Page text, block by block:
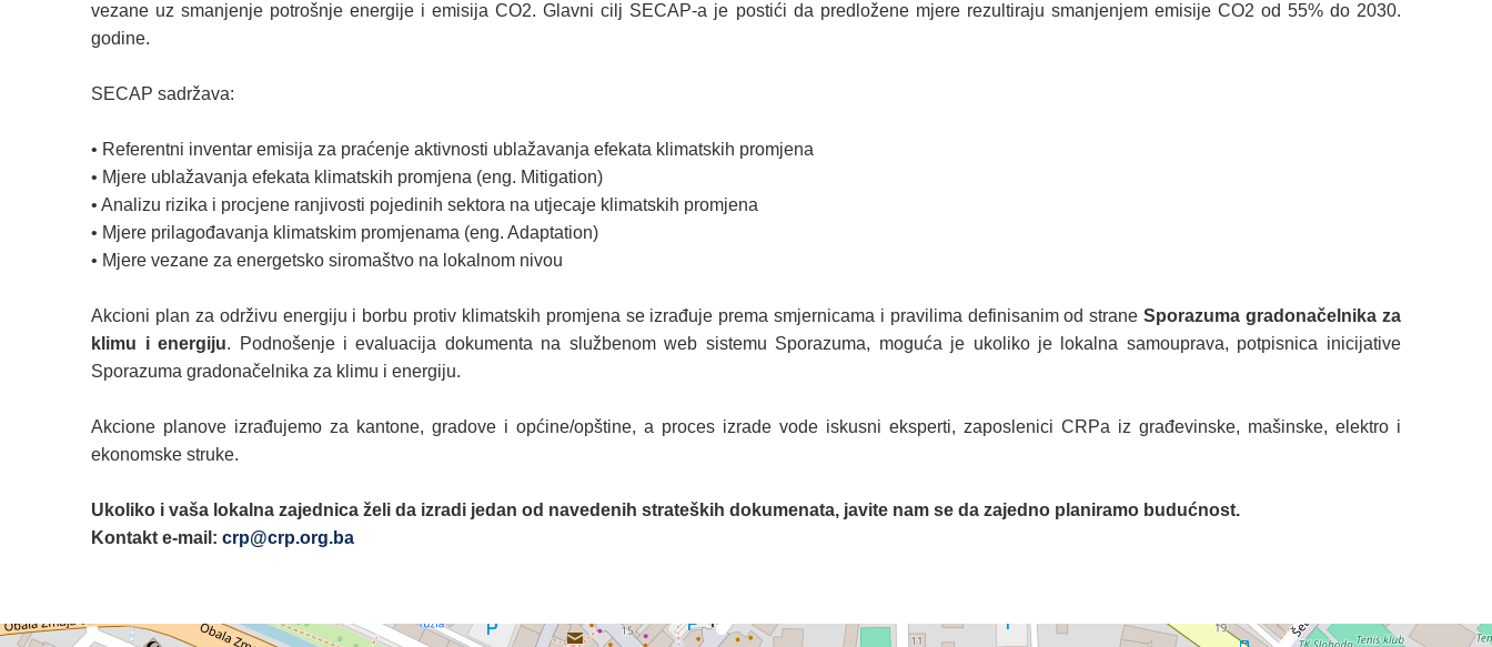
vezane uz smanjenje potrošnje energije i emisija CO2. Glavni cilj SECAP-a je postići da predložene mjere rezultiraju smanjenjem emisije CO2 od 55% do 2030.
godine.
SECAP sadržava:
• Referentni inventar emisija za praćenje aktivnosti ublažavanja efekata klimatskih promjena
• Mjere ublažavanja efekata klimatskih promjena (eng. Mitigation)
• Analizu rizika i procjene ranjivosti pojedinih sektora na utjecaje klimatskih promjena
• Mjere prilagođavanja klimatskim promjenama (eng. Adaptation)
• Mjere vezane za energetsko siromaštvo na lokalnom nivou
Akcioni plan za održivu energiju i borbu protiv klimatskih promjena se izrađuje prema smjernicama i pravilima definisanim od straneSporazuma gradonačelnika za
klimu i energiju. Podnošenje i evaluacija dokumenta na službenom web sistemu Sporazuma, moguća je ukoliko je lokalna samouprava, potpisnica inicijative
Sporazuma gradonačelnika za klimu i energiju.
Akcione planove izrađujemo za kantone, gradove i općine/opštine, a proces izrade vode iskusni eksperti, zaposlenici CRPa iz građevinske, mašinske, elektro i
ekonomske struke.
Ukoliko i vaša lokalna zajednica želi da izradi jedan od navedenih strateških dokumenata, javite nam se da zajedno planiramo budućnost.
Kontakte-mail:crp@crp.org.ba